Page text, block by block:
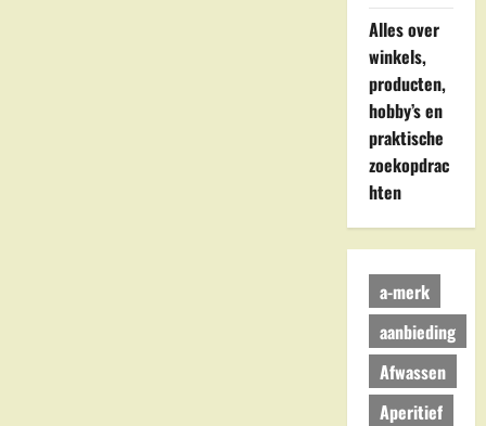
Alles over
winkels,
producten,
hobby’s en
praktische
zoekopdrac
hten
a-merk
aanbieding
Afwassen
Aperitief